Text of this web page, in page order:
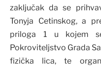
zaključak da se
Tonyja Cetinskog, a
priloga 1 u kojem
Pokroviteljstvo Grada
fizička lica, te